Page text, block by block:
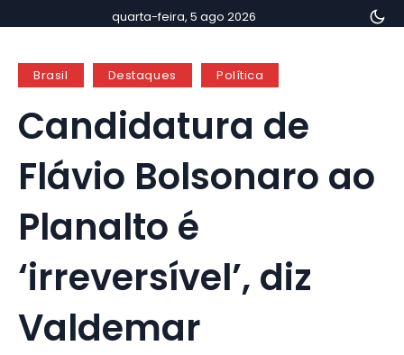
quarta-feira, 5 ago 2026
Brasil Destaques Política
Candidatura de
Flávio Bolsonaro ao
Planalto é
‘irreversível’, diz
Valdemar